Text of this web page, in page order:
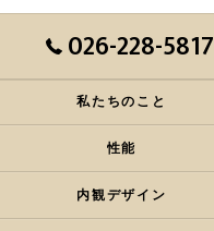
026-228-5817
私たちのこと
性能
内観デザイン